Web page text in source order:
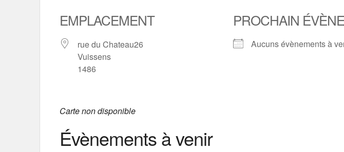
EMPLACEMENT
rue du Chateau26
Vuissens
1486
PROCHAIN
Aucuns évènements à
Carte non disponible
Évènements à venir